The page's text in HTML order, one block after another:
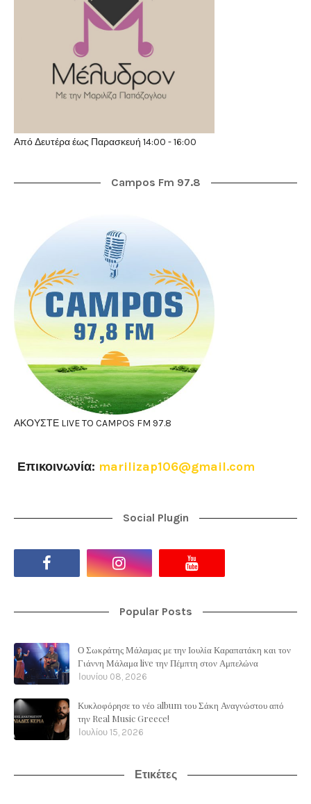
Από Δευτέρα έως Παρασκευή 14:00 - 16:00
Campos Fm 97.8
ΑΚΟΥΣΤΕ LIVE TO CAMPOS FM 97.8
Επικοινωνία: marilizap106@gmail.com
Social Plugin
Popular Posts
Ο Σωκράτης Μάλαμας με την Ιουλία Καραπατάκη και τον
Γιάννη Μάλαμα live την Πέμπτη στον Αμπελώνα
Ιουνίου 08, 2026
Κυκλοφόρησε το νέο album του Σάκη Αναγνώστου από
την Real Music Greece!
Ιουλίου 15, 2026
Ετικέτες